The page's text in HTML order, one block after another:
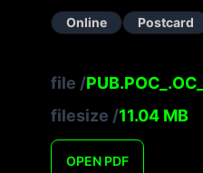
Online Postcard
file /
filesize /11.04 MB
OPEN PDF